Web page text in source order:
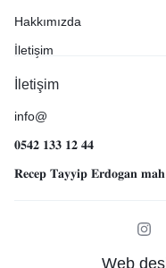
Hakkımızda
İletişim
İletişim
info@
𝟎𝟓𝟒𝟐 𝟏𝟑𝟑 𝟏𝟐 𝟒𝟒
𝐑𝐞𝐜𝐞𝐩 𝐓𝐚𝐲𝐲𝐢𝐩 𝐄𝐫𝐝𝐨𝐠𝐚𝐧
Web